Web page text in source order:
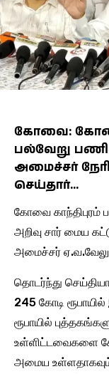
கோவை:
பல்வேறு
அமைச்சர்
செய்தார்…
கோவை காந்திபுரம்
அறிவு சார் மைய
அமைச்சர் ஏ.வ.வேலு
தொடர்ந்து
245 கோடி
ரூபாயில்
உள்ளிட்டவைகளை
அமைய